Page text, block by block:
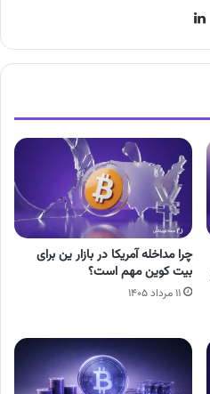
چرا مداخله آمریکا در بازار ین برای
بیت کوین مهم است؟
۱۱ مرداد ۱۴۰۵